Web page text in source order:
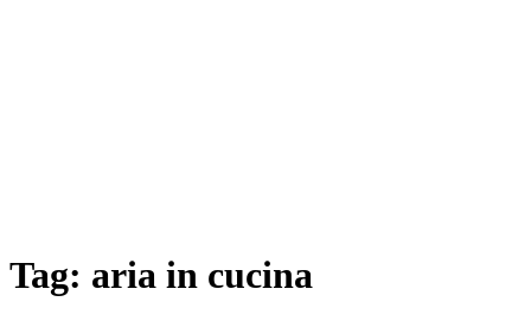
Tag: aria in cucina